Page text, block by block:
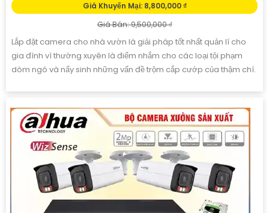
Giá Khuyến Mại: 8,800,000 ₫
Giá Bán: 9,500,000 ₫
Lắp đặt camera cho nhà vườn là giải pháp tốt nhất quản lí cho
gia đình vì thường xuyên là điểm nhắm cho các loại tội phạm
dòm ngó và nẩy sinh những vấn đề trộm cắp cướp của thậm chí.